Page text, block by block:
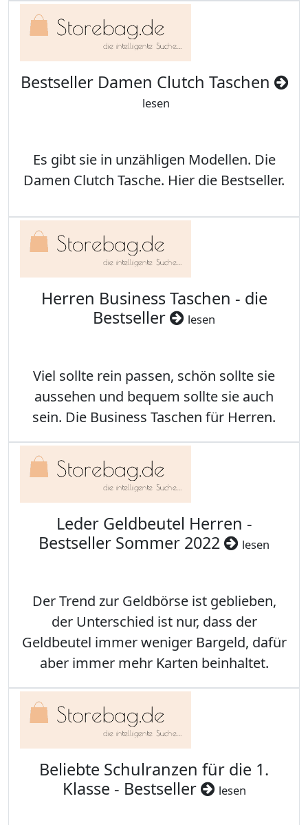
Bestseller Damen Clutch Taschen
lesen
Es gibt sie in unzähligen Modellen. Die
Damen Clutch Tasche. Hier die Bestseller.
Herren Business Taschen - die
Bestseller
lesen
Viel sollte rein passen, schön sollte sie
aussehen und bequem sollte sie auch
sein. Die Business Taschen für Herren.
Leder Geldbeutel Herren -
Bestseller Sommer 2022
lesen
Der Trend zur Geldbörse ist geblieben,
der Unterschied ist nur, dass der
Geldbeutel immer weniger Bargeld, dafür
aber immer mehr Karten beinhaltet.
Beliebte Schulranzen für die 1.
Klasse - Bestseller
lesen